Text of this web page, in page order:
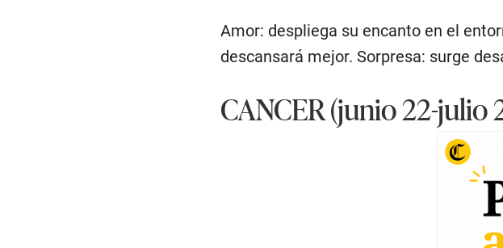
Amor: despliega su encanto en el
descansará mejor. Sorpresa: surge
CANCER (junio 22-julio